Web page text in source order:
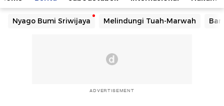
Nyago Bumi Sriwijaya Melindungi Tuah-Marwah
ADVERTISEMENT